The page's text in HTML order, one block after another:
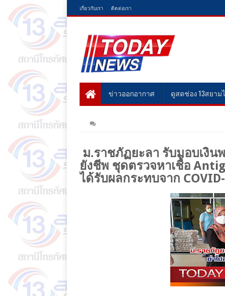
เกี่ยวกับเรา ติดต่อเรา
ข่าวออกอากาศ ดูสดช่อง 13สยาม
ม.ราชภัฏยะลา รับมอบเงิ
ยังชีพ ชุดตรวจหาเชื้อ
ได้รับผลกระทบจาก